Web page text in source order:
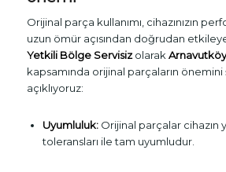
Orijinal parça kullanımı, cihazınızın
uzun ömür açısından doğrudan
Yetkili Bölge Servisizolarak
kapsamında orijinal parçaların önemini
açıklıyoruz:
Uyumluluk:Orijinal parçalar cihazın
toleransları ile tam uyumludur.